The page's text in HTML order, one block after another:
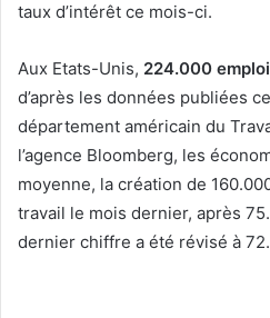
taux d’intérêt ce mois-ci.
Aux Etats-Unis, 224.000
d’après les données publiées
département américain du
l’agence Bloomberg, les
moyenne, la création de
travail le mois dernier, après
dernier chiffre a été révisé à